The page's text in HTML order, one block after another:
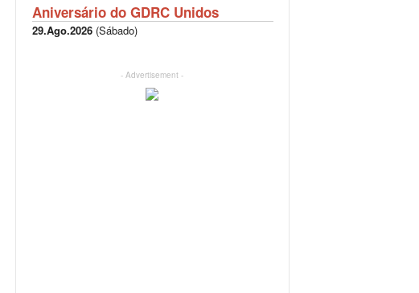
Aniversário do GDRC Unidos
29.Ago.2026(Sábado)
- Advertisement -